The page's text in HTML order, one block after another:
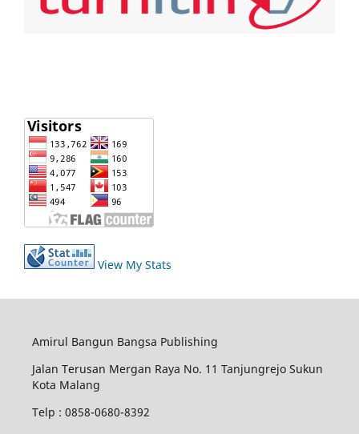
View My Stats
Amirul Bangun Bangsa Publishing
Jalan Terusan Mergan Raya No. 11 Tanjungrejo Sukun
Kota Malang
Telp : 0858-0680-8392